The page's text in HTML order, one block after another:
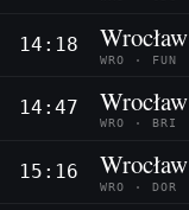
14:18 Wrocław
WRO · FUN
14:47 Wrocław
WRO · BRI
15:16 Wrocław
WRO · DOR